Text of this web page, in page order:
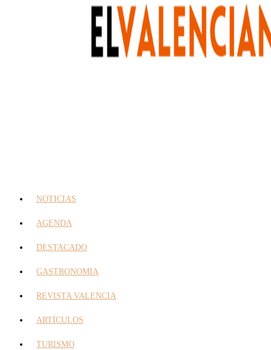
NOTICIAS
AGENDA
DESTACADO
GASTRONOMIA
REVISTA VALENCIA
ARTÍCULOS
TURISMO